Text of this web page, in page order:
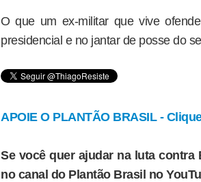
O que um ex-militar que vive
presidencial e no jantar de posse do
APOIE O PLANTÃO BRASIL -
Se você quer ajudar na luta
no canal do Plantão Brasil no